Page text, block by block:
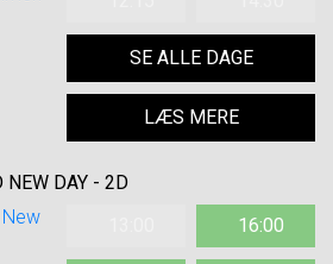
SE ALLE DAGE
LÆS MERE
NEW DAY - 2D
16:00